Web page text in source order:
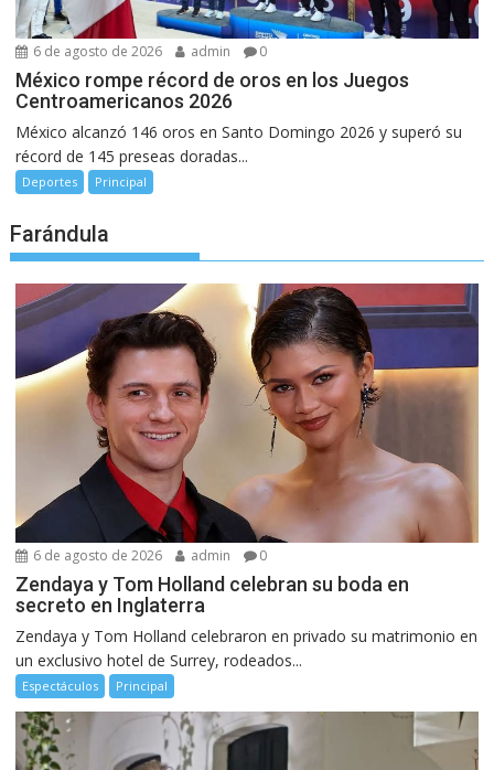
6 de agosto de 2026 admin 0
México rompe récord de oros en los Juegos
Centroamericanos 2026
México alcanzó 146 oros en Santo Domingo 2026 y superó su
récord de 145 preseas doradas...
Deportes Principal
Farándula
6 de agosto de 2026 admin 0
Zendaya y Tom Holland celebran su boda en
secreto en Inglaterra
Zendaya y Tom Holland celebraron en privado su matrimonio en
un exclusivo hotel de Surrey, rodeados...
Espectáculos Principal